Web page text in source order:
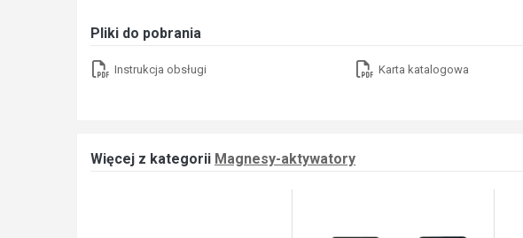
Pliki do pobrania
Instrukcja obsługi Karta katalogowa
Więcej z kategorii Magnesy-aktywatory